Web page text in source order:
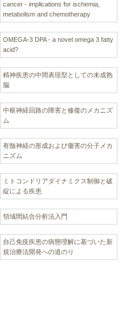
cancer - implications for ischemia,
metabolism and chemotherapy
OMEGA-3 DPA - a novel omega 3 fatty
acid?
精神疾患の中間表現型としての未成熟
脳
中枢神経回路の障害と修復のメカニズ
ム
有髄神経の形成および傷害の分子メカ
ニズム
ミトコンドリアダイナミクス制御と破
綻による疾患
領域間結合分析法入門
自己免疫疾患の病態理解に基づいた新
規治療法開発への道のり